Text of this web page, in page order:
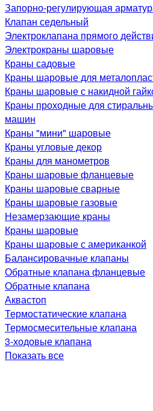
Запорно-регулирующая
Клапан седельный
Электроклапана прямого
Электрокраны шаровые
Краны садовые
Краны шаровые для
Краны шаровые с накидной
Краны проходные для
машин
Краны "мини" шаровые
Краны угловые декор
Краны для манометров
Краны шаровые фланцевые
Краны шаровые сварные
Краны шаровые газовые
Незамерзающие краны
Краны шаровые
Краны шаровые с американкой
Балансировачные клапаны
Обратные клапана фланцевые
Обратные клапана
Аквастоп
Термостатические клапана
Термосмесительные клапана
3-ходовые клапана
Показать все